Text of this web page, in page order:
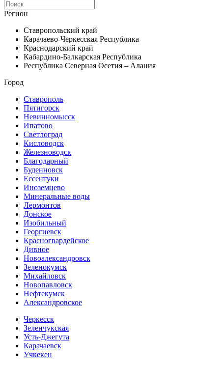
Регион
Ставропольский край
Карачаево-Черкесская Республика
Краснодарский край
Кабардино-Балкарская Республика
Республика Северная Осетия – Алания
Город
Ставрополь
Пятигорск
Невинномысск
Ипатово
Светлоград
Кисловодск
Железноводск
Благодарный
Буденновск
Ессентуки
Иноземцево
Минеральные воды
Лермонтов
Донское
Изобильный
Георгиевск
Красногвардейское
Дивное
Новоалександровск
Зеленокумск
Михайловск
Новопавловск
Нефтекумск
Александровское
Черкесск
Зеленчукская
Усть-Джегута
Карачаевск
Учкекен